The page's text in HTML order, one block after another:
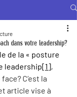
dans votre leadership?
de la « posture
leadership[1],
C’est la
article vise à